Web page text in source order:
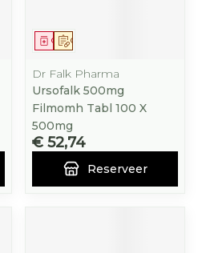
Op voorschrift
Geneesmiddel
Dr Falk Pharma
Ursofalk 500mg
Filmomh Tabl 100 X
500mg
€ 52,74
Reserveer